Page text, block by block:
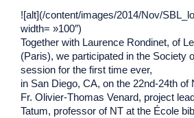
![alt](/content/images/2014/Nov/
width= »100″)
Together with Laurence Rondinet, of
(Paris), we participated in the Society
session for the first time ever,
in San Diego, CA, on the 22nd-24th of
Fr. Olivier-Thomas Venard, project
Tatum, professor of NT at the École